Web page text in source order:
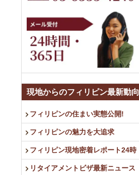
現地からのフィリピン最新動向
フィリピンの住まい実態公開!
フィリピンの魅力を大追求
フィリピン現地密着レポート24時
リタイアメントビザ最新ニュース